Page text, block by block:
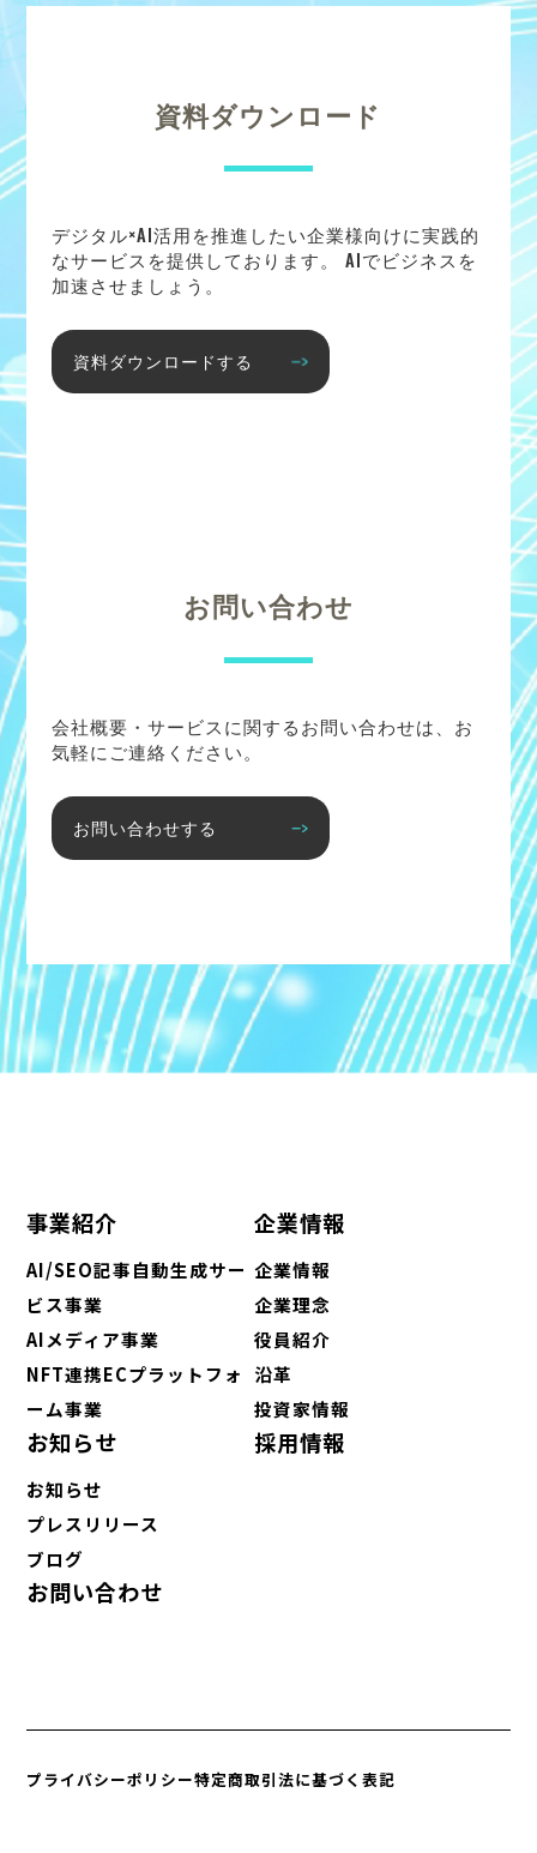
資料ダウンロード
デジタル×AI活用を推進したい企業様向けに実践的
なサービスを提供しております。 AIでビジネスを
加速させましょう。
資料ダウンロードする
お問い合わせ
会社概要・サービスに関するお問い合わせは、お
気軽にご連絡ください。
お問い合わせする
事業紹介
AI/SEO記事自動生成サー
ビス事業
AIメディア事業
NFT連携ECプラットフォ
ーム事業
企業情報
企業情報
企業理念
役員紹介
沿革
投資家情報
お知らせ
お知らせ
プレスリリース
ブログ
採用情報
お問い合わせ
プライバシーポリシー特定商取引法に基づく表記